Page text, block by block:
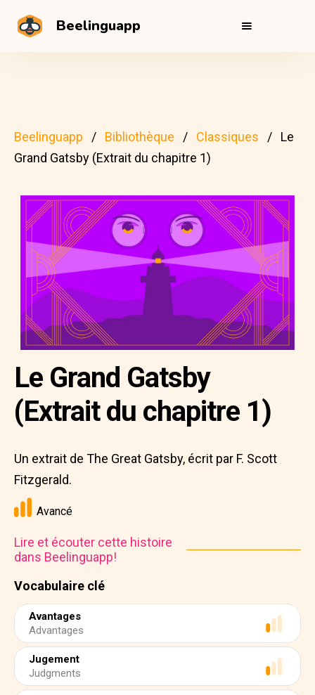
Beelinguapp
Beelinguapp Bibliothèque Classiques
Le
Grand Gatsby (Extrait du chapitre 1)
Vocabulaire clé
Avantages
Advantages
Jugement
Judgments
Le Grand Gatsby
(Extrait du chapitre 1)
Un extrait de The Great Gatsby, écrit par F. Scott
Fitzgerald.
Avancé
Lire et écouter cette histoire
dans Beelinguapp!